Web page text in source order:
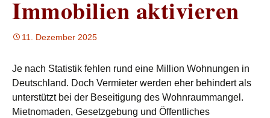
Immobilien aktivieren
11. Dezember 2025
Je nach Statistik fehlen rund eine Million Wohnungen in
Deutschland. Doch Vermieter werden eher behindert als
unterstützt bei der Beseitigung des Wohnraummangel.
Mietnomaden, Gesetzgebung und Öffentliches